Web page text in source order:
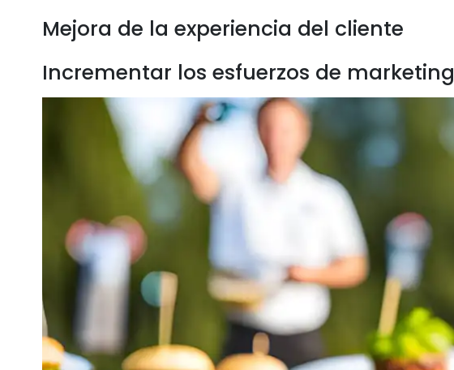
Mejora de la experiencia del cliente
Incrementar los esfuerzos de marketing